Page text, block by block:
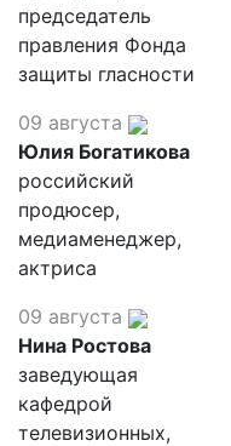
председатель
правления Фонда
защиты гласности
09 августа
Юлия Богатикова
российский
продюсер,
медиаменеджер,
актриса
09 августа
Нина Ростова
заведующая
кафедрой
телевизионных,